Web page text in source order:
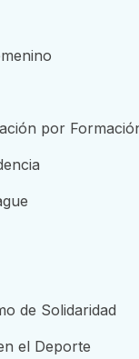
por
de Solidaridad
el Deporte